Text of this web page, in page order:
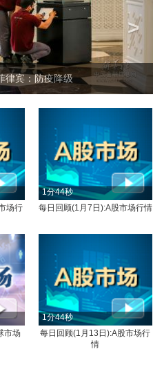
律宾：防疫降级
>
场行
1分44秒
每日回顾(1月7日):A股市场行情
市场
1分44秒
每日回顾(1月13日):A股市场行
情